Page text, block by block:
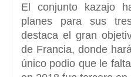
El conjunto kazajo
planes para sus
destaca el gran
de Francia, donde
único podio que le